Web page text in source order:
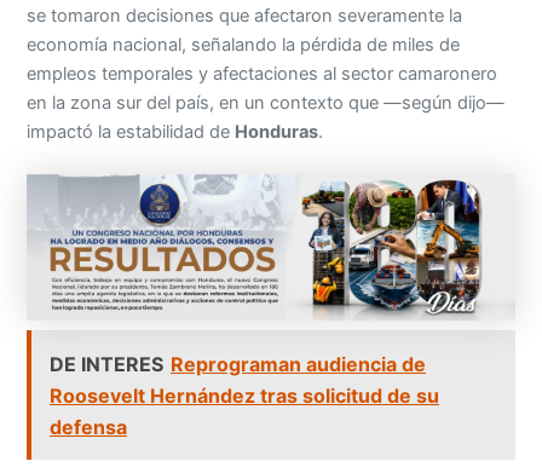
se tomaron decisiones que afectaron severamente la
economía nacional, señalando la pérdida de miles de
empleos temporales y afectaciones al sector camaronero
en la zona sur del país, en un contexto que —según dijo—
impactó la estabilidad de Honduras.
DE INTERES Reprograman audiencia de
Roosevelt Hernández tras solicitud de su
defensa